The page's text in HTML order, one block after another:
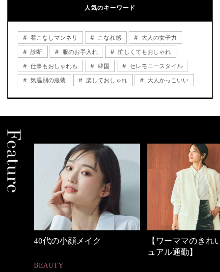
人気のキーワード
着こなしマンネリ こなれ感
大人の女子力
診断
服のお手入れ
忙しくてもおしゃれ
仕事もおしゃれも
韓国
セレモニースタイル
気温別の服装
楽しておしゃれ 大人かっこいい
【ワーママのきれいめカジ
優木まおみさん「
割。」